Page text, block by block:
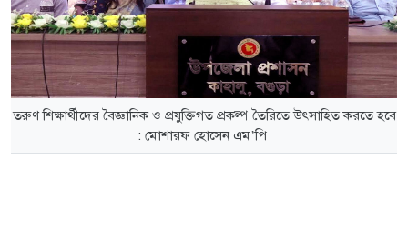
তরুণ শিক্ষার্থীদের বৈজ্ঞানিক ও প্রযুক্তিগত প্রকল্প তৈরিতে উৎসাহিত করতে হবে
: মোশারফ হোসেন এম’পি